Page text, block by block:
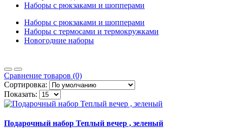
Наборы с рюкзаками и шопперами
Наборы с рюкзаками и шопперами
Наборы с термосами и термокружками
Новогодние наборы
Сравнение товаров (0)
Сортировка:
Показать:
Подарочный набор Теплый вечер , зеленый